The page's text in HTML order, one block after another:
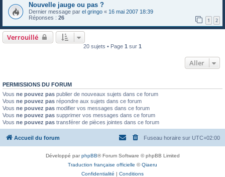
Nouvelle jauge ou pas ?
Dernier message par el gringo « 16 mai 2007 18:39
Réponses : 26 1 2
Verrouillé
20 sujets • Page 1 sur 1
Aller
PERMISSIONS DU FORUM
Vous ne pouvez pas publier de nouveaux sujets dans ce forum
Vous ne pouvez pas répondre aux sujets dans ce forum
Vous ne pouvez pas modifier vos messages dans ce forum
Vous ne pouvez pas supprimer vos messages dans ce forum
Vous ne pouvez pas transférer de pièces jointes dans ce forum
Accueil du forum Fuseau horaire sur UTC+02:00
Développé parphpBB® Forum Software © phpBB Limited
Traduction française officielle ©Qiaeru
Confidentialité | Conditions